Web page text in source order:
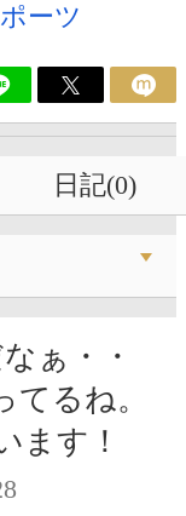
ーツ
日記(0)
ぁ・・
てるね。
ます！